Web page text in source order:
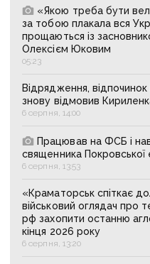
«Якою треба бути
за тобою плакала вся
прощаються із
Олексієм Юковим
05:23
Відрядження, відпочинок
знову відмовив
6 серпня, 14:00
Працював на ФСБ і
священника Покровської
6 серпня, 13:53
«Краматорськ спіткає
військовий оглядач про
рф захопити останню
кінця 2026 року
6 серпня, 13:20